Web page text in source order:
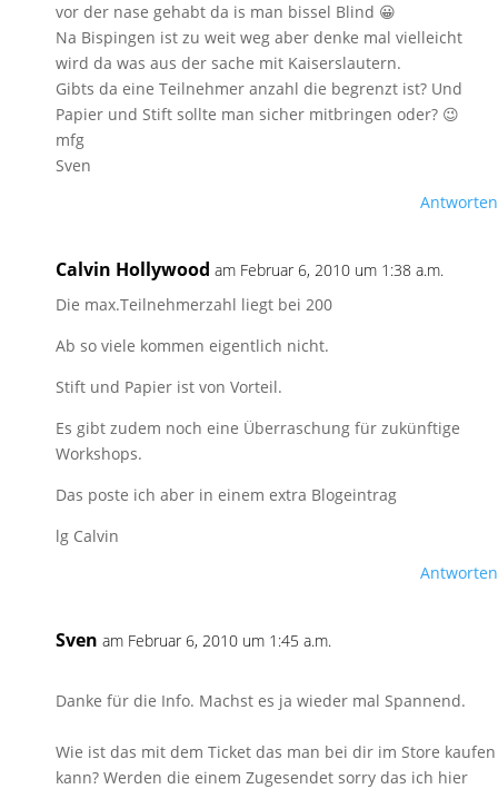
vor der nase gehabt da is man bissel Blind 😀
Na Bispingen ist zu weit weg aber denke mal vielleicht
wird da was aus der sache mit Kaiserslautern.
Gibts da eine Teilnehmer anzahl die begrenzt ist? Und
Papier und Stift sollte man sicher mitbringen oder? 😉
mfg
Sven
Antworten
Calvin Hollywood am Februar 6, 2010 um 1:38 a.m.
Die max.Teilnehmerzahl liegt bei 200
Ab so viele kommen eigentlich nicht.
Stift und Papier ist von Vorteil.
Es gibt zudem noch eine Überraschung für zukünftige
Workshops.
Das poste ich aber in einem extra Blogeintrag
lg Calvin
Antworten
Sven am Februar 6, 2010 um 1:45 a.m.
Danke für die Info. Machst es ja wieder mal Spannend.
Wie ist das mit dem Ticket das man bei dir im Store kaufen
kann? Werden die einem Zugesendet sorry das ich hier